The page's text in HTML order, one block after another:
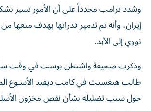
وشدد ترامب مجدداً على أن الأمور تسير
إيران، وأنه تم تدمير قدراتها بهدف منعها
نووي إلى الأبد.
وذكرت صحيفة واشنطن بوست في وقت
طالب هيغسيث في كامب ديفيد الأسبوع
حول سبب تضليله بشأن نقص مخزون